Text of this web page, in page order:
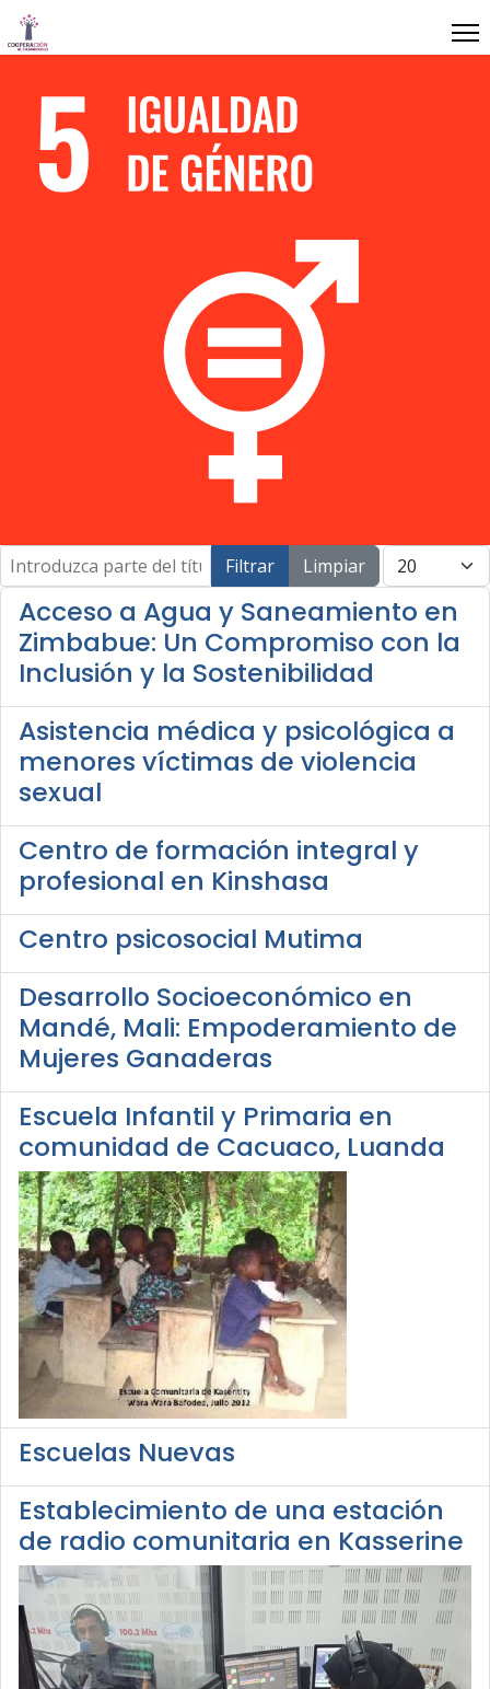
Introduzca parte del título Filtrar Limpiar Cantidad a
Acceso a Agua y Saneamiento en
Zimbabue: Un Compromiso con la
Inclusión y la Sostenibilidad
Asistencia médica y psicológica a
menores víctimas de violencia
sexual
Centro de formación integral y
profesional en Kinshasa
Centro psicosocial Mutima
Desarrollo Socioeconómico en
Mandé, Mali: Empoderamiento de
Mujeres Ganaderas
Escuela Infantil y Primaria en
comunidad de Cacuaco, Luanda
Escuelas Nuevas
Establecimiento de una estación
de radio comunitaria en Kasserine